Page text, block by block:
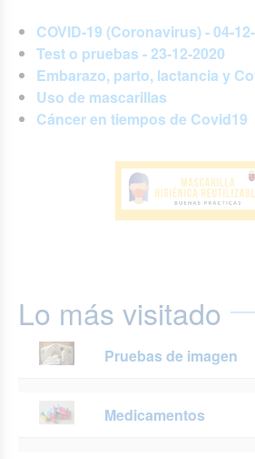
COVID-19 (Coronavirus) - 04-
Test o pruebas - 23-12-2020
Embarazo, parto, lactancia y
Uso de mascarillas
Cáncer en tiempos de Covid19
Lo más visitado
Pruebas de imagen
Medicamentos